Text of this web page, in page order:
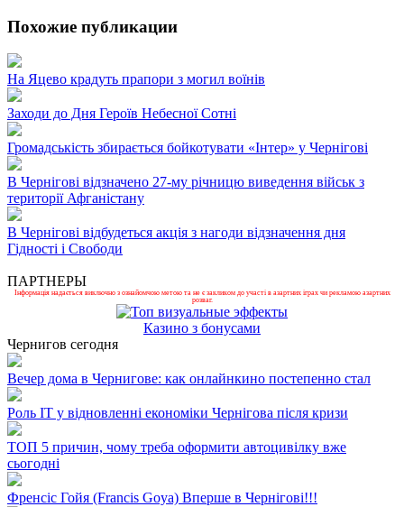
Похожие публикации
На Яцево крадуть прапори з могил воїнів
Заходи до Дня Героїв Небесної Сотні
Громадськість збирається бойкотувати «Інтер» у Чернігові
В Чернігові відзначено 27-му річницю виведення військ з
території Афганістану
В Чернігові відбудеться акція з нагоди відзначення дня
Гідності і Свободи
ПАРТНЕРЫ
Інформація надається виключно з ознайомчою метою та не є закликом до участі в азартних іграх чи рекламою азартних
розваг.
Казино з бонусами
Чернигов сегодня
Вечер дома в Чернигове: как онлайнкино постепенно стал
Роль ІТ у відновленні економіки Чернігова після кризи
ТОП 5 причин, чому треба оформити автоцивілку вже
сьогодні
Френсіс Гойя (Francis Goya) Вперше в Чернігові!!!